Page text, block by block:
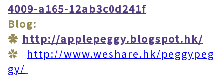
4009-a165-12ab3c0d241f
Blog:
✿ http://applepeggy.blogspot.hk/
✿ http://www.weshare.hk/peggypeg
gy/